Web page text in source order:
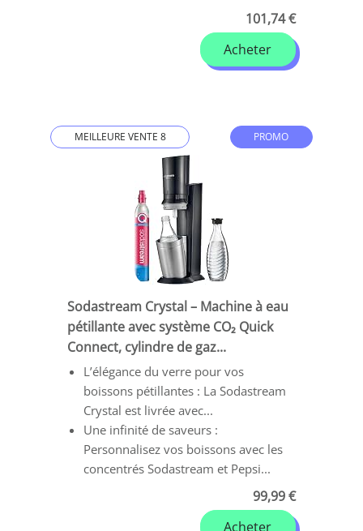
101,74 €
Acheter
PROMO
MEILLEURE VENTE 8
Sodastream Crystal – Machine à eau
pétillante avec système CO₂ Quick
Connect, cylindre de gaz...
L’élégance du verre pour vos
boissons pétillantes : La Sodastream
Crystal est livrée avec...
Une infinité de saveurs :
Personnalisez vos boissons avec les
concentrés Sodastream et Pepsi...
99,99 €
Acheter